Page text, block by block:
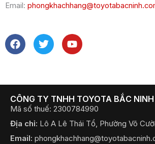
Email:
F
a
o
k
T
w
r
Y
o
e
CÔNG TY TNHH TOYOTA BẮC NINH
Mã số thuế: 2300784990
Địa chỉ: Lô A Lê Thái Tổ, Phường Võ
Email: